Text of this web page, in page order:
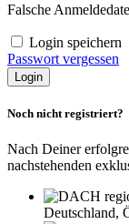
Falsche
Login speichern
Passwort vergessen
Noch nicht registriert?
Nach Deiner
nachstehenden
Deutschland,